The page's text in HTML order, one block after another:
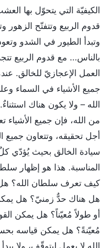
الكيفيّة التي يتحوّل بها
قدوم الربيع وتتفتّح الزهور
وتبدأ الطيور في الشدو
بالناس... مع قدوم الربيع
العمل الإعجازيّ للخالق.
جميع الأشياء في السماء
الله – ولا يكون هناك
من الله، فإن جميع
أجل تحقيقه، وتتعاون
سيادة الخالق بحيث يُؤدّي
المناسبة. هذا هو إظهار
كيف تعرف سلطان الله؟
هل هناك حدٌّ زمنيّ؟ هل يمكن
أو طولاً مُعيّناً؟ هل يمكن
مُعيّنةً؟ هل يمكن قياسه
الله لا يعمل ليتوقّف، ولا